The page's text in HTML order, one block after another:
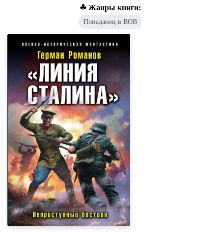
☘ Жанры книги:
Попаданец в ВОВ